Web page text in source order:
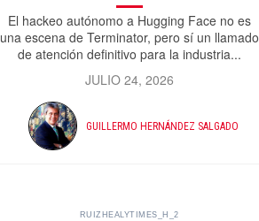
El hackeo autónomo a Hugging Face no es
una escena de Terminator, pero sí un llamado
de atención definitivo para la industria...
JULIO 24, 2026
GUILLERMO HERNÁNDEZ SALGADO
RUIZHEALYTIMES_H_2